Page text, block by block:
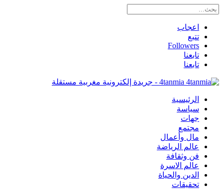
اعجاب
تتبع
Followers
تابعنا
تابعنا
4tanmia - جريدة إلكترونية مغربية مستقلة
الرئيسية
سياسة
جهات
مجتمع
مال وأعمال
عالم الرياضة
فن وثقافة
عالم الاسرة
الدين والحياة
تحقيقات